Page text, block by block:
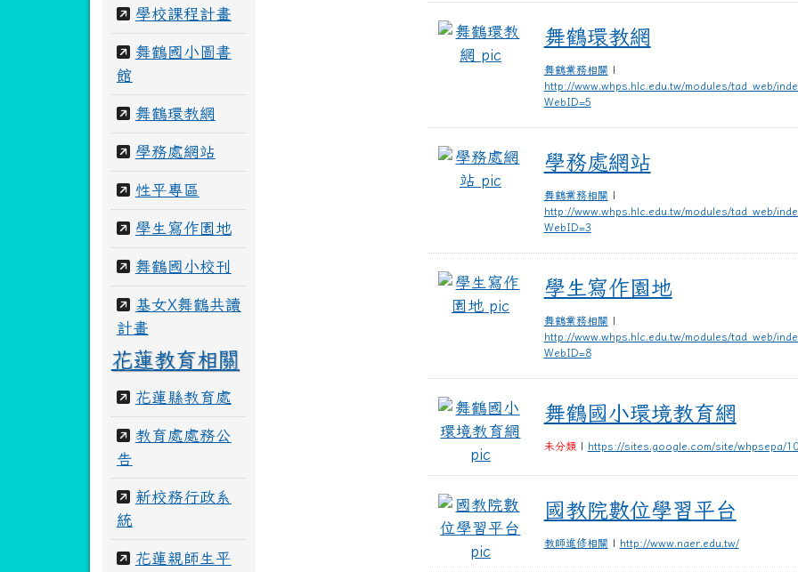
學校課程計畫
舞鶴國小圖書
館
舞鶴環教網
學務處網站
性平專區
學生寫作園地
舞鶴國小校刊
基女X舞鶴共讀
計畫
花蓮教育相關
花蓮縣教育處
教育處處務公
告
新校務行政系
統
花蓮親師生平
舞鶴環教網
舞鶴環教網
舞鶴業務相關 |
http://www.whps.hlc.edu.tw/modules/tad_web/
WebID=5
學務處網站
學務處網站
舞鶴業務相關 |
http://www.whps.hlc.edu.tw/modules/tad_web/
WebID=3
學生寫作園地
學生寫作園地
舞鶴業務相關 |
http://www.whps.hlc.edu.tw/modules/tad_web/
WebID=8
舞鶴國小環境教育網
舞鶴國小環境教育網
未分類| https://sites.google.com/site/whpsepa/
國教院數位學習平台
國教院數位學習平台
教師進修相關 | http://www.naer.edu.tw/